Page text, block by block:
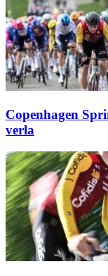
Copenhagen
verla